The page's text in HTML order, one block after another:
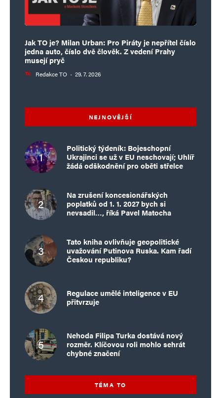
Jak TO je? Milan Urban: Pro Piráty je nepřítel číslo
jedna auto, číslo dvě člověk. Z vedení Prahy
musejí pryč
Redakce TO · 29. 7. 2026
NEJNOVĚJŠÍ
Politický týdeník: Bojeschopní
Ukrajinci se už v EU neschovají; Uhlíř
žádá odškodnění pro oběti střelce
Na zrušení koncesionářských
poplatků od 1. 1. 2027 bych si
nevsadil…, říká Pavel Matocha
Tato kniha ovlivňuje geopolitické
uvažování Putinova Ruska. Kam řadí
Českou republiku?
Regulace umělé inteligence v EU
přitvrzuje
Nehoda Filipa Turka dostává nový
rozměr. Klíčovou roli mohlo sehrát
chybné značení
TÉMA TO